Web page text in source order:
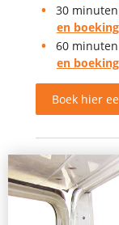
30
en boeking
60
en boeking
Boek hier